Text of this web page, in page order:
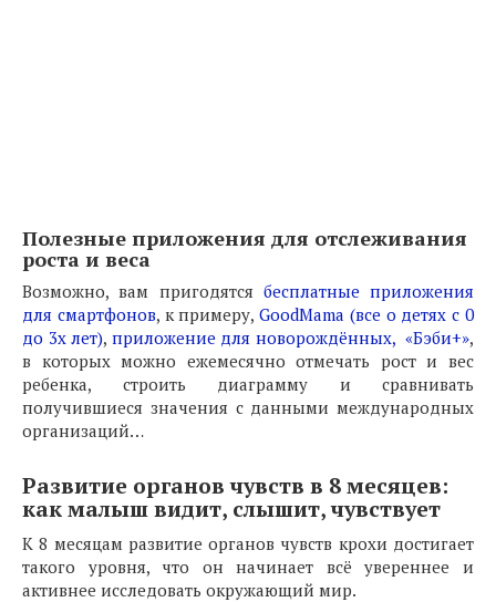
Полезные приложения для отслеживания
роста и веса
Возможно, вам пригодятся бесплатные приложения
для смартфонов, к примеру,GoodMama (все о детях с 0
до 3х лет), приложение для новорождённых, «Бэби+»,
в которых можно ежемесячно отмечать рост и вес
ребенка, строить диаграмму и сравнивать
получившиеся значения с данными международных
организаций…
Развитие органов чувств в 8 месяцев:
как малыш видит, слышит, чувствует
К 8 месяцам развитие органов чувств крохи достигает
такого уровня, что он начинает всё увереннее и
активнее исследовать окружающий мир.